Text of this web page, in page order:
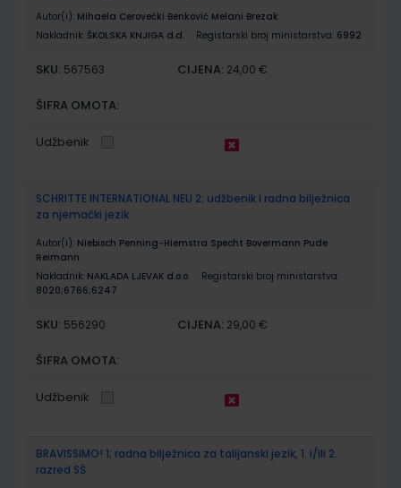
Autor(i): Mihaela Cerovečki Benković Melani Brezak
Nakladnik: ŠKOLSKA KNJIGA d.d. Registarski broj ministarstva: 6992
SKU: 567563 CIJENA: 24,00 €
ŠIFRA OMOTA:
Udžbenik
SCHRITTE INTERNATIONAL NEU 2; udžbenik i radna bilježnica
za njemački jezik
Autor(i): Niebisch Penning-Hiemstra Specht Bovermann Pude
Reimann
Nakladnik: NAKLADA LJEVAK d.o.o.
Registarski broj ministarstva:
8020;6766;6247
SKU: 556290 CIJENA: 29,00 €
ŠIFRA OMOTA:
Udžbenik
BRAVISSIMO! 1; radna bilježnica za talijanski jezik, 1. i/ili 2.
razred SŠ